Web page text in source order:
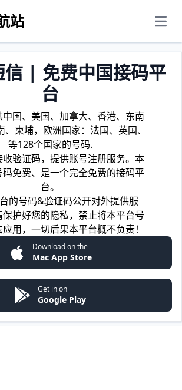
站
信 | 免费中国接码平
台
国、美国、加拿大、香港、东南
、柬埔，欧洲国家：法国、英国、
等128个国家的号码.
收验证码，提供账号注册服务。本
码免费、是一个完全免费的接码平
台。
的号码&验证码公开对外提供服
保护好您的隐私，禁止将本平台号
用，一切后果本平台概不负责！
Download on the
Mac App Store
Get in on
Google Play